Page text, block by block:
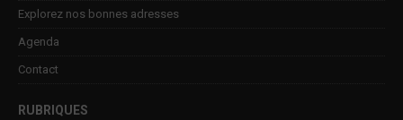
Explorez nos bonnes adresses
Agenda
Contact
RUBRIQUES